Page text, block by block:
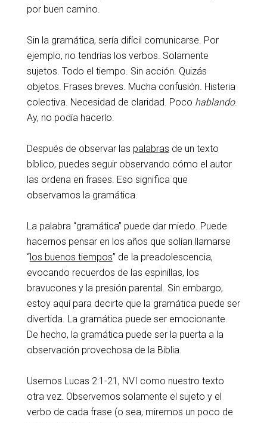
por buen camino.
Sin la gramática, sería difícil comunicarse. Por
ejemplo, no tendrías los verbos. Solamente
sujetos. Todo el tiempo. Sin acción. Quizás
objetos. Frases breves. Mucha confusión. Histeria
colectiva. Necesidad de claridad. Poco hablando.
Ay, no podía hacerlo.
Después de observar las palabras de un texto
bíblico, puedes seguir observando cómo el autor
las ordena en frases. Eso significa que
observamos la gramática.
La palabra “gramática” puede dar miedo. Puede
hacernos pensar en los años que solían llamarse
“los buenos tiempos” de la preadolescencia,
evocando recuerdos de las espinillas, los
bravucones y la presión parental. Sin embargo,
estoy aquí para decirte que la gramática puede ser
divertida. La gramática puede ser emocionante.
De hecho, la gramática puede ser la puerta a la
observación provechosa de la Biblia.
Usemos Lucas 2:1-21, NVI como nuestro texto
otra vez. Observemos solamente el sujeto y el
verbo de cada frase (o sea, miremos un poco de